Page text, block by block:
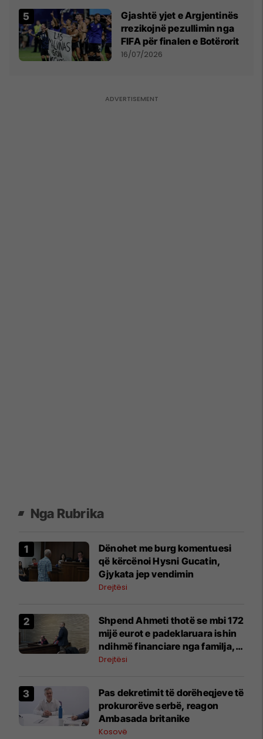
Gjashtë yjet e Argjentinës
rrezikojnë pezullimin nga
FIFA për finalen e Botërorit
16/07/2026
Nga Rubrika
Dënohet me burg komentuesi
që kërcënoi Hysni Gucatin,
Gjykata jep vendimin
Drejtësi
Shpend Ahmeti thotë se mbi 172
mijë eurot e padeklaruara ishin
ndihmë financiare nga familja,
Prokuroria propozon t’i
Drejtësi
Pas dekretimit të dorëheqjeve të
prokurorëve serbë, reagon
Ambasada britanike
Kosovë